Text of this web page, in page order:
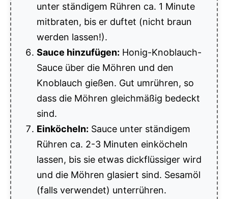
unter ständigem Rühren ca. 1 Minute
mitbraten, bis er duftet (nicht braun
werden lassen!).
Sauce hinzufügen: Honig-Knoblauch-
Sauce über die Möhren und den
Knoblauch gießen. Gut umrühren, so
dass die Möhren gleichmäßig bedeckt
sind.
Einköcheln: Sauce unter ständigem
Rühren ca. 2-3 Minuten einköcheln
lassen, bis sie etwas dickflüssiger wird
und die Möhren glasiert sind. Sesamöl
(falls verwendet) unterrühren.